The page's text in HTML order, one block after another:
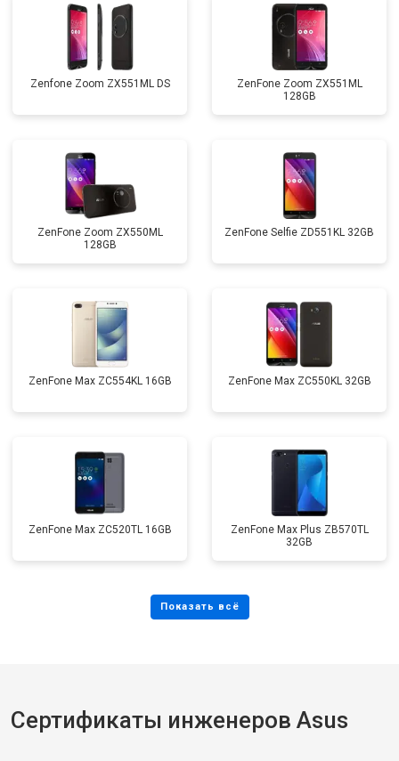
Zenfone Zoom ZX551ML DS
ZenFone Zoom ZX551ML
128GB
ZenFone Zoom ZX550ML
128GB
ZenFone Selfie ZD551KL 32GB
ZenFone Max ZC554KL 16GB ZenFone Max ZC550KL 32GB
ZenFone Max ZC520TL 16GB
ZenFone Max Plus ZB570TL
32GB
Сертификаты инженеров Asus